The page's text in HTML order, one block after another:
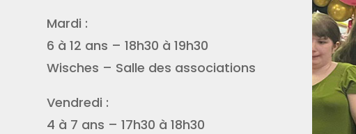
Mardi :
6 à 12 ans – 18h30 à 19h30
Wisches – Salle des associations
Vendredi :
4 à 7 ans – 17h30 à 18h30